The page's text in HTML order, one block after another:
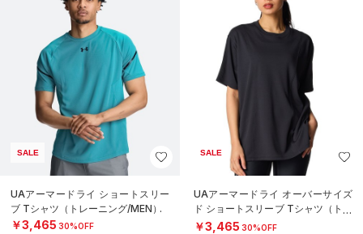
SALE
UAアーマードライ ショートスリー
ブ Tシャツ（トレーニング/MEN）
￥3,465 30%OFF
SALE
UAアーマードライ オーバーサイズ
ド ショートスリーブ Tシャツ（トレ
ーニング/WOMEN）
￥3,465 30%OFF